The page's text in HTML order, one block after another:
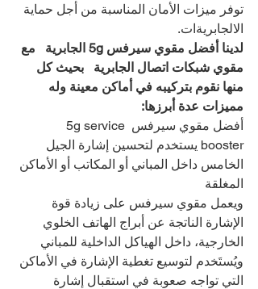
توفر ميزات الأمان المناسبة من أجل حماية
الالجابريةات.
لدينا أفضل مقوي سيرفس 5g الجابرية   مع
مقوي شبكات اتصال الجابرية   بحيث كل
منها نقوم بتركيبه في أماكن معينة وله
مميزات عدة أبرزها:
أفضل مقوي سيرفس 5g service
booster يستخدم لتحسين إشارة الجيل
الخامس داخل المباني أو المكاتب أو الأماكن
المغلقة
ويعمل مقوي سيرفس على زيادة قوة
الإشارة الناتجة عن أبراج الهاتف الخلوي
الخارجية، داخل الهياكل الداخلية للمباني
ويُستَخدم لتوسيع تغطية الإشارة في الأماكن
التي تواجه صعوبة في استقبال إشارة